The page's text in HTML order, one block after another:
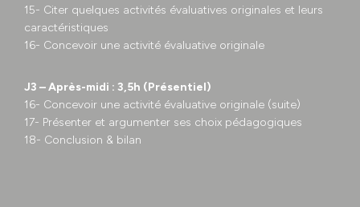
15- Citer quelques activités évaluatives originales et leurs
caractéristiques
16- Concevoir une activité évaluative originale
J3 – Après-midi : 3,5h (Présentiel)
16- Concevoir une activité évaluative originale (suite)
17- Présenter et argumenter ses choix pédagogiques
18- Conclusion & bilan